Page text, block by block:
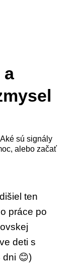
a
sú signály
alebo začať
ten
práce po
deti s
dni 😊)